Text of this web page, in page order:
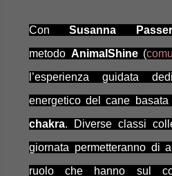
ConSusanna
metodo AnimalShine (
l’esperienza guidata
energetico del cane basata
chakra. Diverse classi
giornata permetteranno di
ruolo che hanno sul